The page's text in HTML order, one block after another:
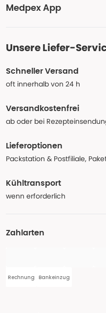
Medpex App
Unsere Liefer-
Schneller Versand
oft innerhalb von 24 h
Versandkostenfrei
ab oder bei
Lieferoptionen
Packstation & Postfiliale,
Kühltransport
wenn erforderlich
Zahlarten
Rechnung Bankeinzug